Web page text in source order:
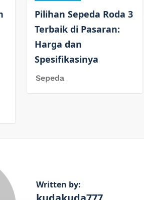
Pilihan Sepeda Roda 3
Terbaik di Pasaran:
Harga dan
Spesifikasinya
Sepeda
Written by: